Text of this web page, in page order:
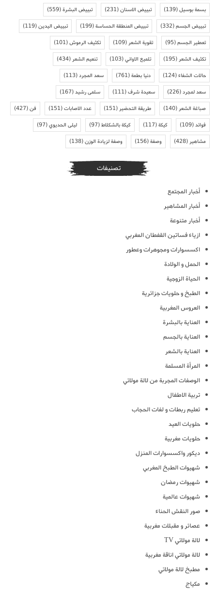
بسمة بوسيل(139) تبييض الاسنان(231) تبييض البشرة(559)
تبييض الجسم(332) تبييض المنطقة الحساسة(199) تبييض اليدين(119)
تعطير الجسم(95) تقوية الشعر(109) تكثيف الرموش(101)
تكثيف الشعر(195) تلميع الاواني(103) تنعيم الشعر(434)
حالات الشفاء(124) دنيا بطمة(761) سعد المجرد(113)
سعد لمجرد(226) سعيدة شرف(111) سلمى رشيد(167)
صباغة الشعر(140) طريقة التحضير(151) عدد الاصابات(151) فن(427)
فوائد(109) كيكة(117) كيكة بالشكلاط(97) ليلى الحديوي(97)
مشاهير(428) وصفة(156) وصفة لزيادة الوزن(138)
تصنيفات
أخبار المجتمع
أخبار المشاهير
أخبار متنوعة
ازياء فساتين القفطان المغربي
اكسسوارات ومجوهرات وعطور
الحمل و الولادة
الحياة الزوجية
الطبخ و حلويات جزائرية
العروس المغربية
العناية بالبشرة
العناية بالجسم
العناية بالشعر
المرأة المسلمة
الوصفات المجربة من لالة مولاتي
تربية الاطفال
تعليم ربطات و لفات الحجاب
حلويات العيد
حلويات مغربية
ديكور واكسسوارات المنزل
شهيوات الطبخ المغربي
شهيوات رمضان
شهيوات عالمية
صور النقش الحناء
عصائر و مقبلات مغربية
لالة مولاتي TV
لالة مولاتي اناقة مغربية
مطبخ لالة مولاتي
مكياج